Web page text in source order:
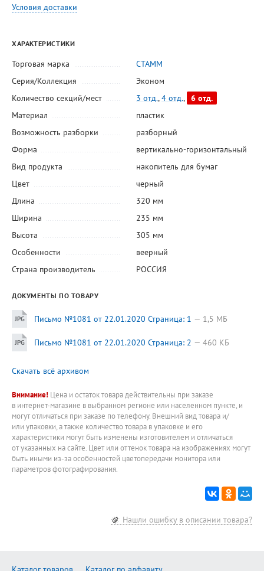
Условия доставки
ХАРАКТЕРИСТИКИ
Торговая марка
СТАММ
Серия/Коллекция
Эконом
Количество секций/мест
3 отд.,4 отд., 6 отд.
Материал
пластик
Возможность разборки
разборный
Форма
вертикально-горизонтальный
Вид продукта
накопитель для бумаг
Цвет
черный
Длина
320 мм
Ширина
235 мм
Высота
305 мм
Особенности
веерный
Страна производитель
РОССИЯ
ДОКУМЕНТЫ ПО ТОВАРУ
Письмо №1081 от 22.01.2020 Страница: 1 1,5 МБ
Письмо №1081 от 22.01.2020 Страница: 2 460 КБ
Скачать всё архивом
Внимание! Цена и остаток товара действительны при заказе
в интернет-магазине в выбранном регионе или населенном пункте, и
могут отличаться при заказе по телефону. Внешний вид товара и/
или упаковки, а также количество товара в упаковке и его
характеристики могут быть изменены изготовителем и отличаться
от указанных на сайте. Цвет или оттенок товара на изображениях могут
быть иными из-за особенностей цветопередачи монитора или
параметров фотографирования.
Нашли ошибку в описании товара?